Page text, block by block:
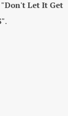
"Don't Let It Get
.